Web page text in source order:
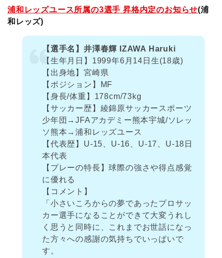
o r t n
浦和レッズユース所属の3選手 昇格内定のお知らせ(浦
和レッズ)
【選手名】井澤春輝 IZAWA Haruki
【生年月日】1999年6月14日生(18歳)
【出身地】宮崎県
【ポジション】MF
【身長/体重】178cm/73kg
【サッカー歴】綾錦原サッカースポーツ
少年団→JFAアカデミー熊本宇城/ソレッ
ソ熊本→浦和レッズユース
【代表歴】U-15、U-16、U-17、U-18日
本代表
【プレーの特長】球際の強さや得点感覚
に優れる
【コメント】
「小さいころからの夢であったプロサッ
カー選手になることができて大変うれし
く思うと同時に、これまでお世話になっ
た方々への感謝の気持ちでいっぱいで
す。